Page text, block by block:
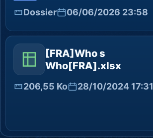
Dossier 06/06/2026 23:58
[FRA]Who s
Who[FRA].xlsx
206,55 Ko 28/10/2024 17:31